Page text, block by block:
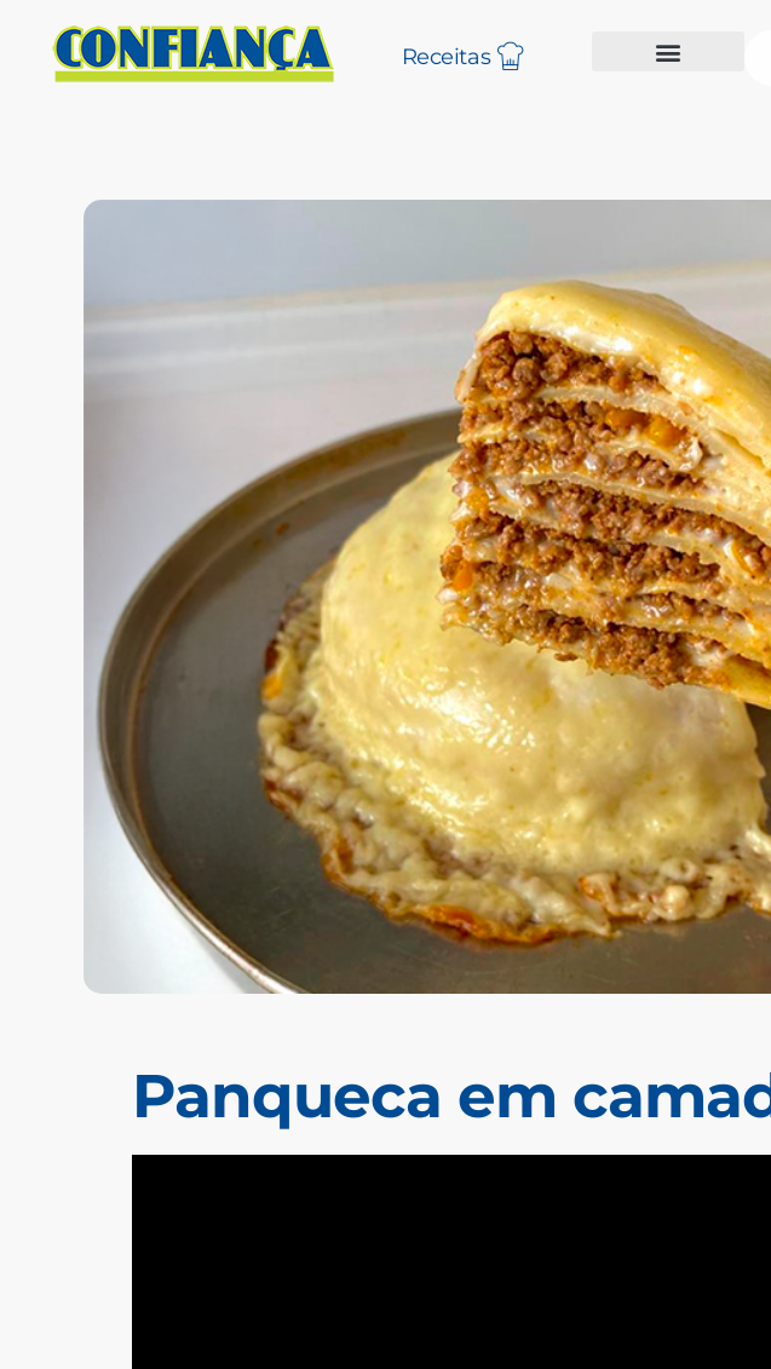
Receitas
Panqueca em